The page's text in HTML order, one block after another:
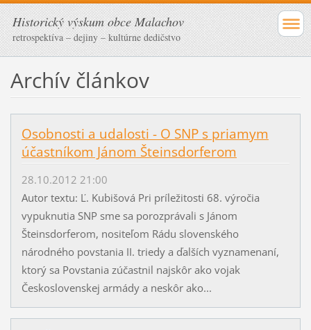
Historický výskum obce Malachov
retrospektíva – dejiny – kultúrne dedičstvo
Archív článkov
Osobnosti a udalosti - O SNP s priamym
účastníkom Jánom Šteinsdorferom
28.10.2012 21:00
Autor textu: Ľ. Kubišová Pri príležitosti 68. výročia
vypuknutia SNP sme sa porozprávali s Jánom
Šteinsdorferom, nositeľom Rádu slovenského
národného povstania II. triedy a ďalších vyznamenaní,
ktorý sa Povstania zúčastnil najskôr ako vojak
Československej armády a neskôr ako...